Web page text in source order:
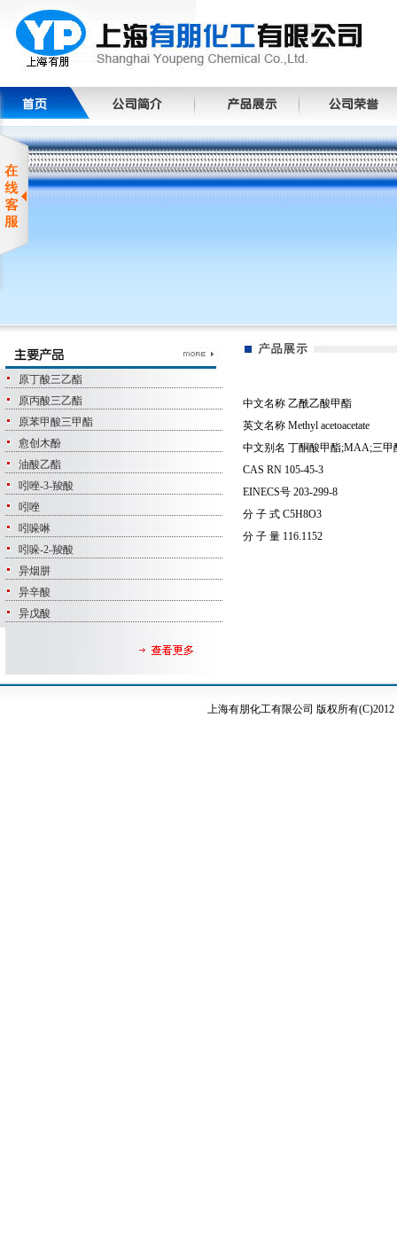
中文名称 乙酰乙酸甲酯
英文名称 Methyl acetoacetate
中文别名 丁酮酸甲酯;MAA;三甲
CAS RN 105-45-3
EINECS号 203-299-8
分 子 式 C5H8O3
分 子 量 116.1152
上海有朋化工有限公司 版权所有